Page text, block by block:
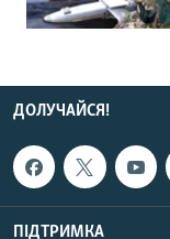
ДОЛУЧАЙСЯ!
ПІДТРИМКА